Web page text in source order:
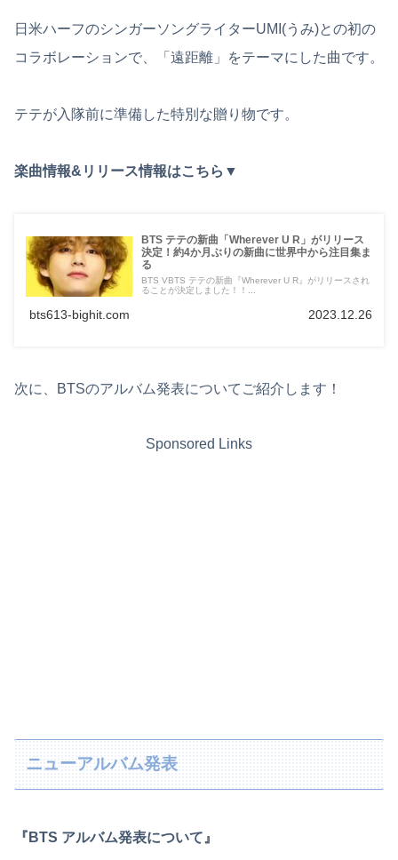
日米ハーフのシンガーソングライターUMI(うみ)との初の
コラボレーションで、「遠距離」をテーマにした曲です。
テテが入隊前に準備した特別な贈り物です。
楽曲情報&リリース情報はこちら▼
BTS テテの新曲「Wherever U R」がリリース
決定！約4か月ぶりの新曲に世界中から注目集ま
る
BTS VBTS テテの新曲『Wherever U R』がリリースされ
ることが決定しました！！...
bts613-bighit.com 2023.12.26
次に、BTSのアルバム発表についてご紹介します！
Sponsored Links
ニューアルバム発表
『BTS アルバム発表について』